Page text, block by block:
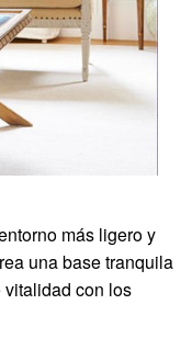
más ligero y
una base tranquila
con los